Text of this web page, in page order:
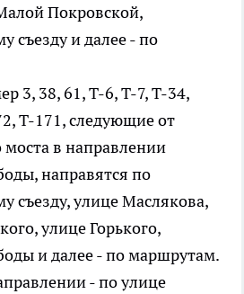
Покровской,
съезду и далее - по
3, 38, 61, Т-6, Т-7, Т-34,
Т-171, следующие от
моста в направлении
направятся по
съезду, улице Маслякова,
улице Горького,
и далее - по маршрутам.
- по улице